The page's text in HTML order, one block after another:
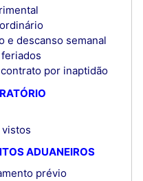
e descanso semanal
por inaptidão
ADUANEIROS
prévio